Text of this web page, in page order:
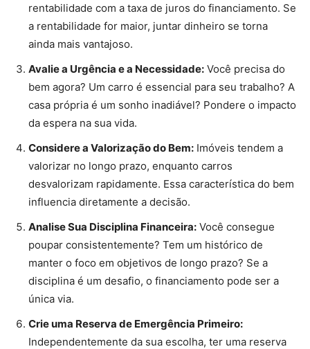
rentabilidade com a taxa de juros do financiamento. Se
a rentabilidade for maior, juntar dinheiro se torna
ainda mais vantajoso.
Avalie a Urgência e a Necessidade: Você precisa do
bem agora? Um carro é essencial para seu trabalho? A
casa própria é um sonho inadiável? Pondere o impacto
da espera na sua vida.
Considere a Valorização do Bem: Imóveis tendem a
valorizar no longo prazo, enquanto carros
desvalorizam rapidamente. Essa característica do bem
influencia diretamente a decisão.
Analise Sua Disciplina Financeira: Você consegue
poupar consistentemente? Tem um histórico de
manter o foco em objetivos de longo prazo? Se a
disciplina é um desafio, o financiamento pode ser a
única via.
Crie uma Reserva de Emergência Primeiro:
Independentemente da sua escolha, ter uma reserva